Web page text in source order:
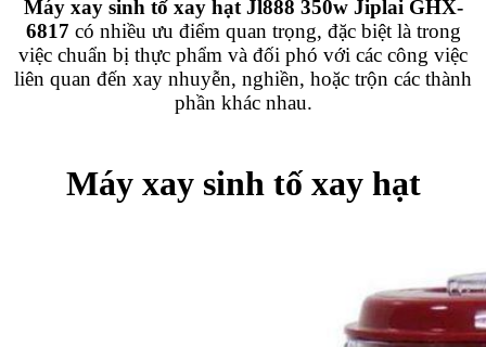
Máy xay sinh tố xay hạt Jl888 350w Jiplai GHX-
6817 có nhiều ưu điểm quan trọng, đặc biệt là trong
việc chuẩn bị thực phẩm và đối phó với các công việc
liên quan đến xay nhuyễn, nghiền, hoặc trộn các thành
phần khác nhau.
Máy xay sinh tố xay hạt